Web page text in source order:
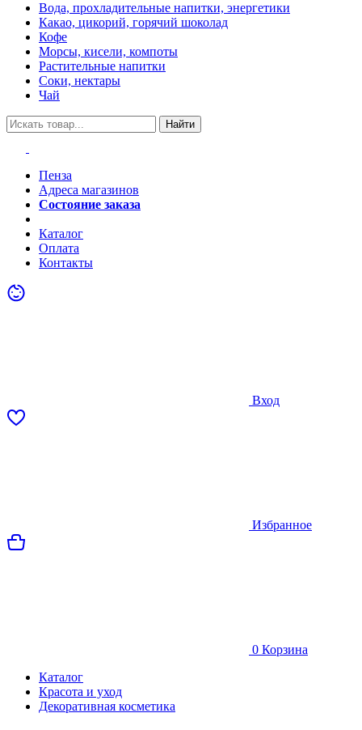
Вода, прохладительные напитки, энергетики
Какао, цикорий, горячий шоколад
Кофе
Морсы, кисели, компоты
Растительные напитки
Соки, нектары
Чай
Найти
Пенза
Адреса магазинов
Состояние заказа
Каталог
Оплата
Контакты
Вход
Избранное
0 Корзина
Каталог
Красота и уход
Декоративная косметика